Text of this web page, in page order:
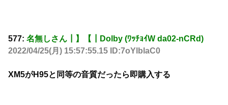
577: 名無しさん┃】【┃Dolby (ﾜｯﾁｮｲW da02-nCRd)
2022/04/25(月) 15:57:55.15 ID:7oYlblaC0
XM5がH95と同等の音質だったら即購入する